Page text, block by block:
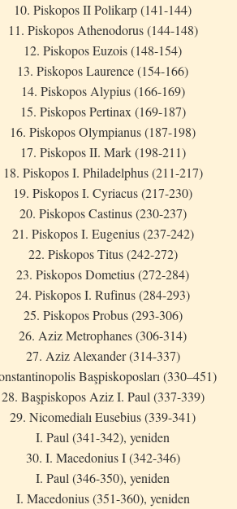
10. Piskopos II Polikarp (141-144)
11. Piskopos Athenodorus (144-148)
12. Piskopos Euzois (148-154)
13. Piskopos Laurence (154-166)
14. Piskopos Alypius (166-169)
15. Piskopos Pertinax (169-187)
16. Piskopos Olympianus (187-198)
17. Piskopos II. Mark (198-211)
18. Piskopos I. Philadelphus (211-217)
19. Piskopos I. Cyriacus (217-230)
20. Piskopos Castinus (230-237)
21. Piskopos I. Eugenius (237-242)
22. Piskopos Titus (242-272)
23. Piskopos Dometius (272-284)
24. Piskopos I. Rufinus (284-293)
25. Piskopos Probus (293-306)
26. Aziz Metrophanes (306-314)
27. Aziz Alexander (314-337)
Başpiskoposları (330–451)
28. Başpiskopos Aziz I. Paul (337-339)
29. Nicomedialı Eusebius (339-341)
I. Paul (341-342), yeniden
30. I. Macedonius I (342-346)
I. Paul (346-350), yeniden
I. Macedonius (351-360), yeniden